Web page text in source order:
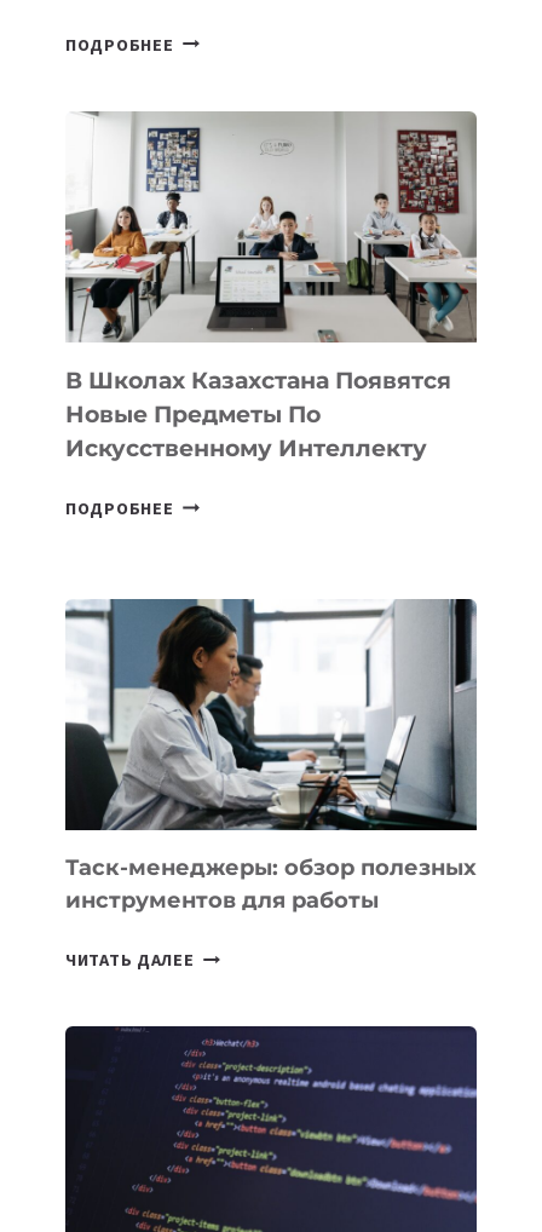
ПОДРОБНЕЕ ОТКРЫТ
DEAL
VELOCITY
BY
MOST
—
МЕЖДУНАРОДНУЮ
ПРОГРАММУ
ДЛЯ
ТЕХНОЛОГИЧЕСКИХ
В Школах Казахстана Появятся
Новые Предметы По
Искусственному Интеллекту
ПОДРОБНЕЕ В
НОВЫЕ
ПРЕДМЕТЫ
ПО
ИСКУССТВЕННОМУ
ИНТЕЛЛЕКТУ
Таск-менеджеры: обзор полезных
инструментов для работы
ЧИТАТЬ ДАЛЕЕ ТАСК-
ПОЛЕЗНЫХ
ИНСТРУМЕНТОВ
ДЛЯ
РАБОТЫ